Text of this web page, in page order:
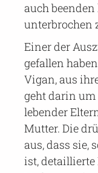
auch
unterbrochen
Einer der
gefallen
Vigan, aus
geht darin um
lebender
Mutter. Die
aus, dass sie,
ist, detaillierte